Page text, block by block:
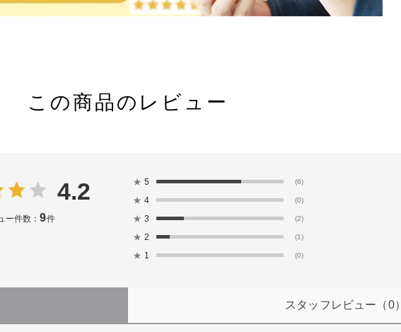
この商品のレビュー
4.2
ー件数：9件
★ 5 (6)
★ 4 (0)
★ 3 (2)
★ 2 (1)
★ 1 (0)
スタッフレビュー （0）